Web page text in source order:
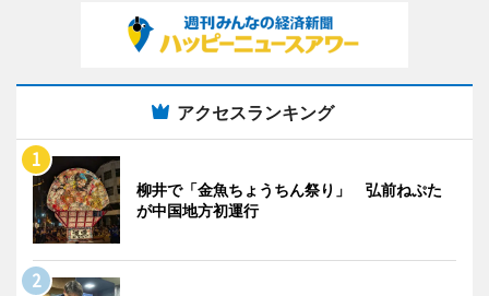
アクセスランキング
柳井で「金魚ちょうちん祭り」 弘前ねぷた
が中国地方初運行